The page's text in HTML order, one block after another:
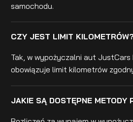
samochodu.
CZY JEST LIMIT KILOMETRÓW?
Tak, w wypożyczalni aut JustCars
obowiązuje limit kilometrów
JAKIE SĄ DOSTĘPNE METODY